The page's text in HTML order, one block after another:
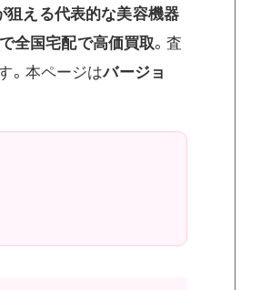
狙える代表的な美容機器
全国宅配で高価買取。査
。本ページはバージョ